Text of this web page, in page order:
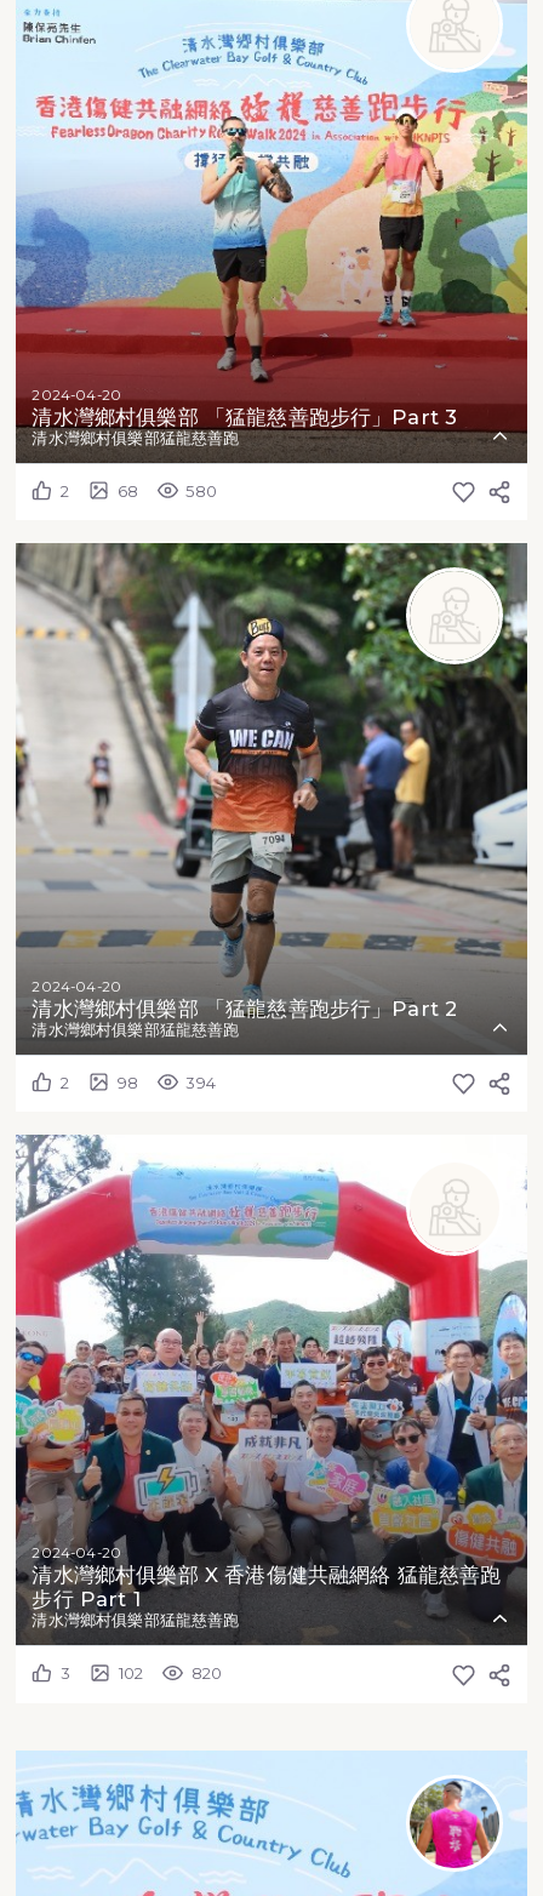
2024-04-20
清水灣鄉村俱樂部 「猛龍慈善跑步行」Part 3
清水灣鄉村俱樂部猛龍慈善跑
2 68 580
2024-04-20
清水灣鄉村俱樂部 「猛龍慈善跑步行」Part 2
清水灣鄉村俱樂部猛龍慈善跑
2 98 394
2024-04-20
清水灣鄉村俱樂部 X 香港傷健共融網絡 猛龍慈善跑
步行 Part 1
清水灣鄉村俱樂部猛龍慈善跑
3 102 820